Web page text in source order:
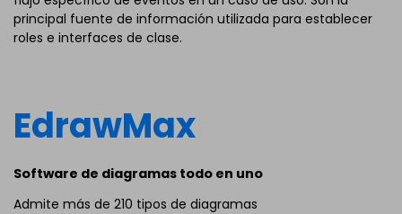
principal fuente de información utilizada para establecer
roles e interfaces de clase.
EdrawMax
Software de diagramas todo en uno
Admite más de 210 tipos de diagramas